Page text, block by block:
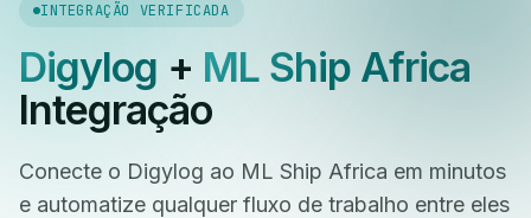
INTEGRAÇÃO VERIFICADA
Digylog + ML Ship Africa
Integração
Conecte o Digylog ao ML Ship Africa em minutos
e automatize qualquer fluxo de trabalho entre eles